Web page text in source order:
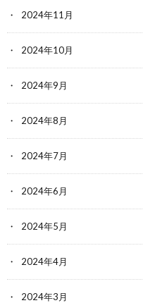
2024年11月
2024年10月
2024年9月
2024年8月
2024年7月
2024年6月
2024年5月
2024年4月
2024年3月